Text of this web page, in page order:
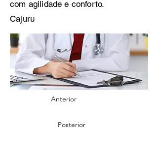
com agilidade e conforto.
Cajuru
Anterior
Posterior